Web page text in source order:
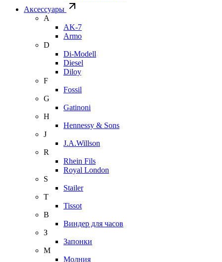
Аксессуары
A
AK-7
Armo
D
Di-Modell
Diesel
Diloy
F
Fossil
G
Gatinoni
H
Hennessy & Sons
J
J.A.Willson
R
Rhein Fils
Royal London
S
Stailer
T
Tissot
В
Виндер для часов
З
Запонки
М
Молния